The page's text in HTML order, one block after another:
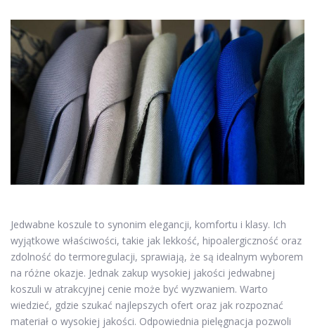
Jedwabne koszule to synonim elegancji, komfortu i klasy. Ich
wyjątkowe właściwości, takie jak lekkość, hipoalergiczność oraz
zdolność do termoregulacji, sprawiają, że są idealnym wyborem
na różne okazje. Jednak zakup wysokiej jakości jedwabnej
koszuli w atrakcyjnej cenie może być wyzwaniem. Warto
wiedzieć, gdzie szukać najlepszych ofert oraz jak rozpoznać
materiał o wysokiej jakości. Odpowiednia pielęgnacja pozwoli